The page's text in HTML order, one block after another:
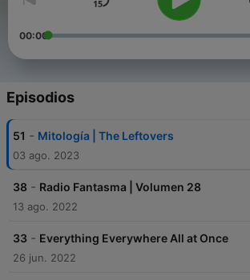
00:00
Episodios
51 - Mitología | The Leftovers
03 ago. 2023
38 - Radio Fantasma | Volumen 28
13 ago. 2022
33 - Everything Everywhere All at Once
26 jun. 2022